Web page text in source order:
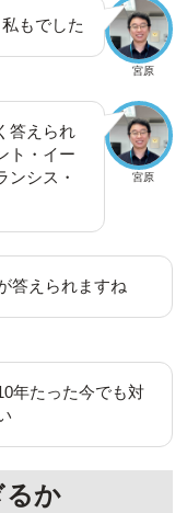
宮原
もでした
宮原
答えられ
ト・イー
ンシス・
答えられますね
年たった今でも対
るか